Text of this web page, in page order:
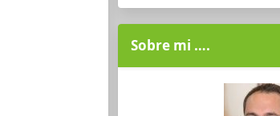
Sobre mi ….